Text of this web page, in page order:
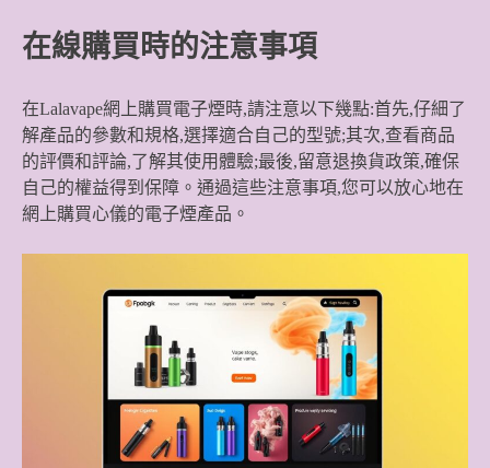
在線購買時的注意事項
在Lalavape網上購買電子煙時,請注意以下幾點:首先,仔細了
解產品的參數和規格,選擇適合自己的型號;其次,查看商品
的評價和評論,了解其使用體驗;最後,留意退換貨政策,確保
自己的權益得到保障。通過這些注意事項,您可以放心地在
網上購買心儀的電子煙產品。